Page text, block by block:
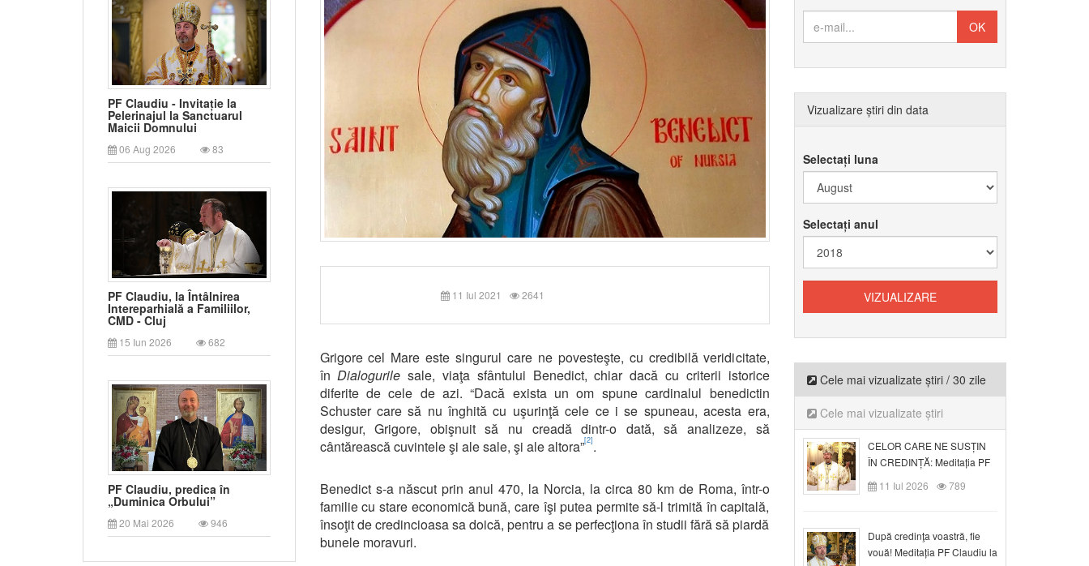
PF Claudiu - Invitație la
Pelerinajul la Sanctuarul
Maicii Domnului
06 Aug 2026 83
PF Claudiu, la Întâlnirea
Intereparhială a Familiilor,
CMD - Cluj
15 Iun 2026 682
PF Claudiu, predica în
„Duminica Orbului”
20 Mai 2026 946
11 Iul 2021 2641
Grigore cel Mare este singurul care ne povesteşte, cu credibilă veridicitate,
înDialogurile sale, viaţa sfântului Benedict, chiar dacă cu criterii istorice
diferite de cele de azi. “Dacă exista un om spune cardinalul benedictin
Schuster care să nu înghită cu uşurinţă cele ce i se spuneau, acesta era,
desigur, Grigore, obişnuit să nu creadă dintr-o dată, să analizeze, să
cântărească cuvintele şi ale sale, şi ale altora”[2].
Benedict s-a născut prin anul 470, la Norcia, la circa 80 km de Roma, într-o
familie cu stare economică bună, care îşi putea permite să-l trimită în capitală,
însoţit de credincioasa sa doică, pentru a se perfecţiona în studii fără să piardă
bunele moravuri.
Vizualizare știri din data
Selectați luna
Selectați anul
Cele mai vizualizate știri / 30 zile
Cele mai vizualizate știri
CELOR CARE NE SUSȚIN
ÎN CREDINȚĂ: Meditația PF
Claudiu la Duminica a VI-a
după Rusalii
11 Iul 2026 789
După credinţa voastră, fie
vouă! Meditația PF Claudiu la